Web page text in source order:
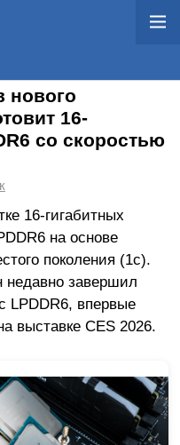
нового
16-
со скоростью
16-гигабитных
на основе
поколения (1c).
недавно завершил
LPDDR6, впервые
выставке CES 2026.